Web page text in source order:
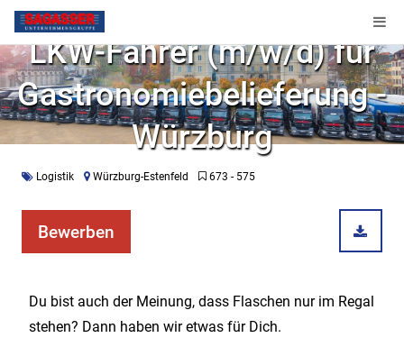
LKW-Fahrer (m/w/d) für
Gastronomiebelieferung -
Würzburg
Logistik Würzburg-Estenfeld 673 - 575
Bewerben
Du bist auch der Meinung, dass Flaschen nur im Regal
stehen? Dann haben wir etwas für Dich.